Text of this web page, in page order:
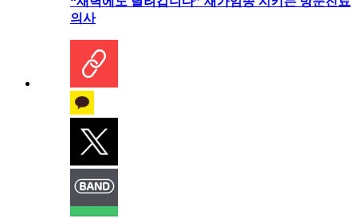
의사